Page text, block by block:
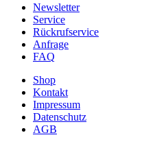
Newsletter
Service
Rückrufservice
Anfrage
FAQ
Shop
Kontakt
Impressum
Datenschutz
AGB